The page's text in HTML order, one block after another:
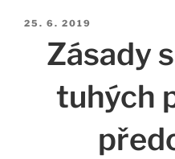
Publikováno
25. 6. 2019
Zásady
tuhých